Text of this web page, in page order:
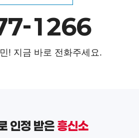
1266
! 지금 바로 전화주세요.
인정 받은 흥신소